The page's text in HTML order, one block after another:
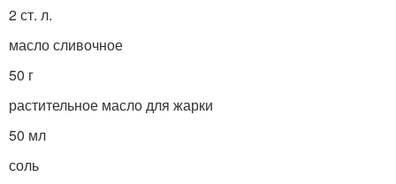
2 ст. л.
масло сливочное
50 г
растительное масло для жарки
50 мл
соль